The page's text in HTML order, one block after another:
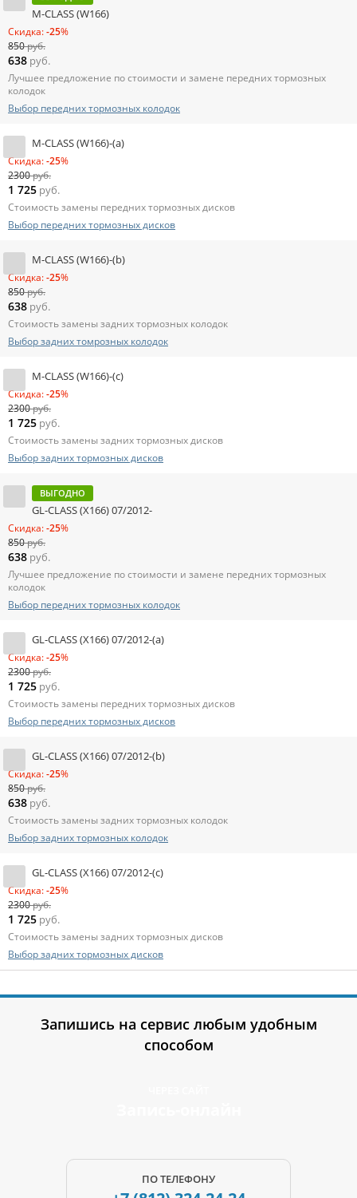
M-CLASS (W166)
Скидка:-25%
850руб.
638 руб.
Лучшее предложение по стоимости и замене передних тормозных
колодок
Выбор передних тормозных колодок
M-CLASS (W166)-(a)
Скидка:-25%
2300руб.
1 725 руб.
Стоимость замены передних тормозных дисков
Выбор передних тормозных дисков
M-CLASS (W166)-(b)
Скидка:-25%
850руб.
638 руб.
Стоимость замены задних тормозных колодок
Выбор задних томрозных колодок
M-CLASS (W166)-(c)
Скидка:-25%
2300руб.
1 725 руб.
Стоимость замены задних тормозных дисков
Выбор задних тормозных дисков
ВЫГОДНО
GL-CLASS (X166) 07/2012-
Скидка:-25%
850руб.
638 руб.
Лучшее предложение по стоимости и замене передних тормозных
колодок
Выбор передних тормозных колодок
GL-CLASS (X166) 07/2012-(a)
Скидка:-25%
2300руб.
1 725 руб.
Стоимость замены передних тормозных дисков
Выбор передних тормозных дисков
GL-CLASS (X166) 07/2012-(b)
Скидка:-25%
850руб.
638 руб.
Стоимость замены задних тормозных колодок
Выбор задних тормозных колодок
GL-CLASS (X166) 07/2012-(c)
Скидка:-25%
2300руб.
1 725 руб.
Стоимость замены задних тормозных дисков
Выбор задних тормозных дисков
Запишись на сервис любым удобным
способом
ПО ТЕЛЕФОНУ